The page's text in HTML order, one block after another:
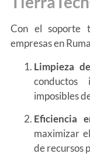
Con el soporte
empresas en
Limpieza
conductos
imposibles
Eficiencia
maximizar
de recursos